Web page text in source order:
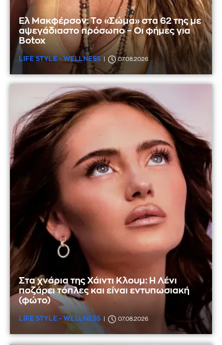
Ελ Μακφέρσον: Το «Σώμα» στα 62 της με
αψεγάδιαστο πρόσωπο – Οι φήμες για
Botox
LIFE STYLE - WELLNESS 07.08.2026
Στα χνάρια της Χάιντι Κλουμ: Η Λένι
ποζάρει τόπλες και είναι εντυπωσιακή
(φώτο)
LIFE STYLE - WELLNESS 07.08.2026